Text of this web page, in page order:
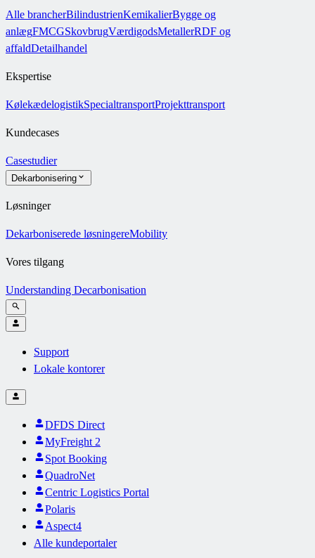
Alle brancherBilindustrienKemikalierBygge og
anlægFMCGSkovbrugVærdigodsMetallerRDF og
affaldDetailhandel
Ekspertise
KølekædelogistikSpecialtransportProjekttransport
Kundecases
Casestudier
Dekarbonisering
Løsninger
Dekarboniserede løsningereMobility
Vores tilgang
Understanding Decarbonisation
Support
Lokale kontorer
DFDS Direct
MyFreight 2
Spot Booking
QuadroNet
Centric Logistics Portal
Polaris
Aspect4
Alle kundeportaler